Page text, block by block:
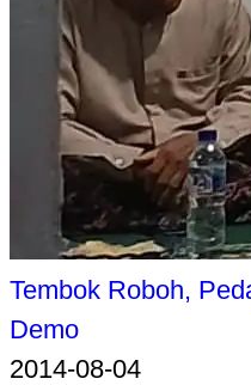
Tembok Roboh,
Demo
2014-08-04